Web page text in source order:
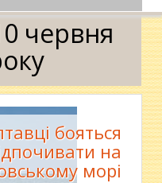
червня
бояться
на
морі